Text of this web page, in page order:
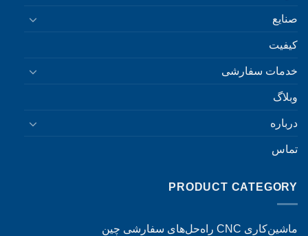
صنایع
کیفیت
خدمات سفارشی
وبلاگ
درباره
تماس
PRODUCT CATEGORY
ماشین‌کاری CNC راه‌حل‌های سفارشی چین